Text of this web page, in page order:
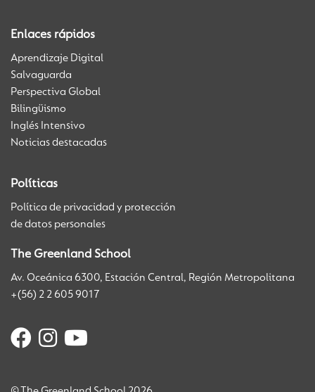
Enlaces rápidos
Aprendizaje Digital
Salvaguarda
Perspectiva Global
Bilingüismo
Inglés Intensivo
Noticias destacadas
Políticas
Política de privacidad y protección
de datos personales
The Greenland School
Av. Oceánica 6300, Estación Central, Región Metropolitana
+(56) 2 2 605 9017